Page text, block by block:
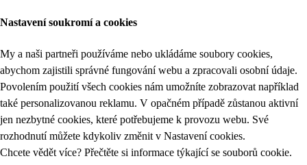
Nastavení soukromí a cookies
My a naši partneři používáme nebo ukládáme soubory cookies,
abychom zajistili správné fungování webu a zpracovali osobní údaje.
Povolením použití všech cookies nám umožníte zobrazovat například
také personalizovanou reklamu. V opačném případě zůstanou aktivní
jen nezbytné cookies, které potřebujeme k provozu webu. Své
rozhodnutí můžete kdykoliv změnit v Nastavení cookies.
Chcete vědět více? Přečtěte si informace týkající se souborů cookie.